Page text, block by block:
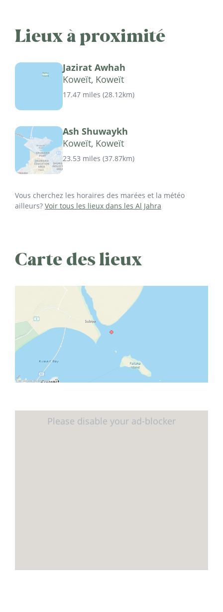
Lieux à proximité
Jazirat Awhah
Koweït, Koweït
17.47 miles (28.12km)
Ash Shuwaykh
Koweït, Koweït
23.53 miles (37.87km)
Vous cherchez les horaires des marées et la météo
ailleurs? Voir tous les lieux dans les Al Jahra
Carte des lieux